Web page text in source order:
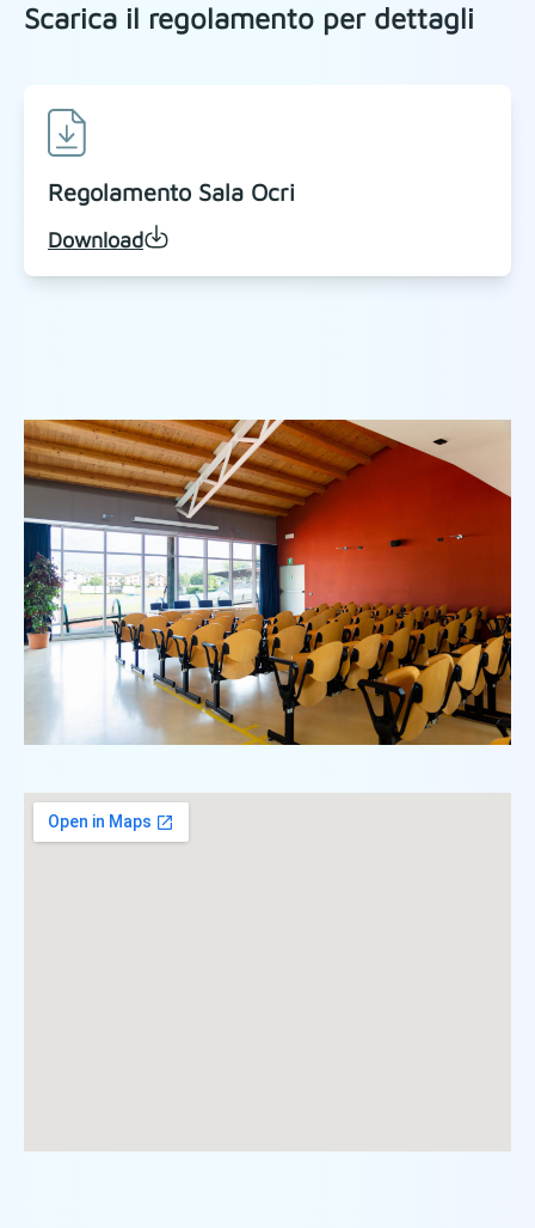
Scarica il regolamento per dettagli
Regolamento Sala Ocri
Download